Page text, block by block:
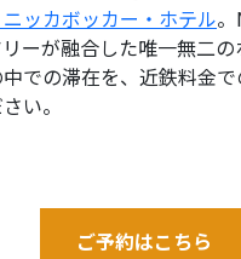
ッカボッカー・ホテル
ーが融合した唯一無二
での滞在を、近鉄料金
い。
ご予約はこちら